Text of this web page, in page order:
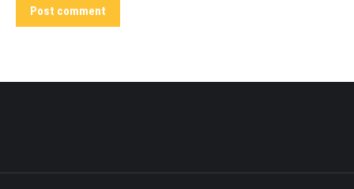
Post comment